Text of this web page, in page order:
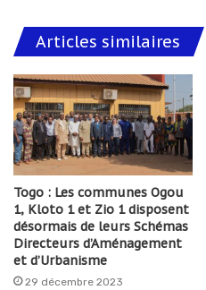
Articles similaires
Togo : Les communes Ogou
1, Kloto 1 et Zio 1 disposent
désormais de leurs Schémas
Directeurs d’Aménagement
et d’Urbanisme
29 décembre 2023